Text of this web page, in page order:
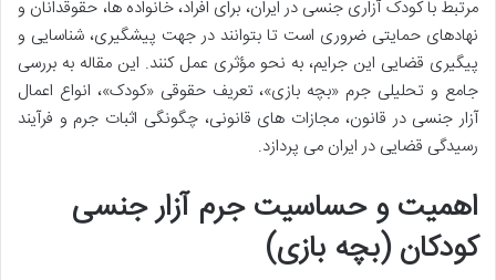
مرتبط با کودک آزاری جنسی در ایران، برای افراد، خانواده ها، حقوقدانان و
نهادهای حمایتی ضروری است تا بتوانند در جهت پیشگیری، شناسایی و
پیگیری قضایی این جرایم، به نحو مؤثری عمل کنند. این مقاله به بررسی
جامع و تحلیلی جرم «بچه بازی»، تعریف حقوقی «کودک»، انواع اعمال
آزار جنسی در قانون، مجازات های قانونی، چگونگی اثبات جرم و فرآیند
رسیدگی قضایی در ایران می پردازد.
اهمیت و حساسیت جرم آزار جنسی
کودکان (بچه بازی)